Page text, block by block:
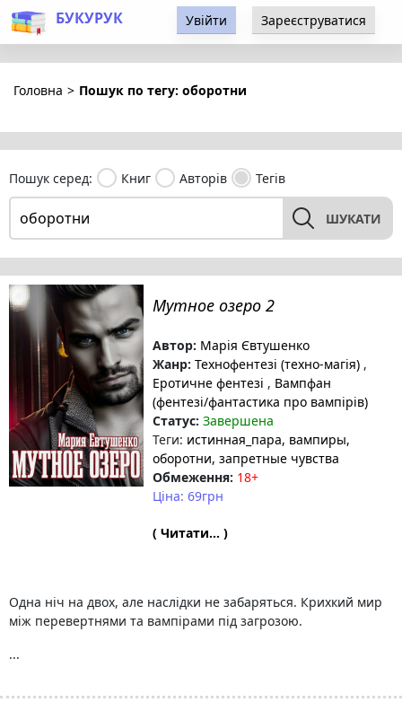
БУКУРУК Увійти Зареєструватися
Головна > Пошук по тегу: оборотни
Пошук серед: Книг Авторів Тегів
ШУКАТИ
Мутное озеро 2
Автор: Марія Євтушенко
Жанр: Технофентезі (техно-магія) ,
Еротичне фентезі , Вампфан
(фентезі/фантастика про вампірів)
Статус: Завершена
Теги: истинная_пара, вампиры,
оборотни, запретные чувства
Обмеження: 18+
Ціна: 69грн
( Читати... )
Одна ніч на двох, але наслідки не забаряться. Крихкий мир
між перевертнями та вампірами під загрозою.
...